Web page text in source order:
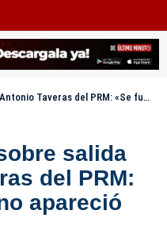
«Se fue porque no apareció en la encuesta»
salida
del PRM:
apareció